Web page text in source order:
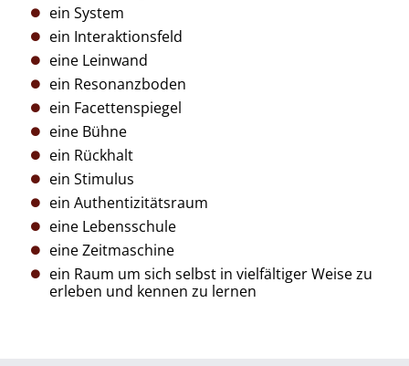
ein System
ein Interaktionsfeld
eine Leinwand
ein Resonanzboden
ein Facettenspiegel
eine Bühne
ein Rückhalt
ein Stimulus
ein Authentizitätsraum
eine Lebensschule
eine Zeitmaschine
ein Raum um sich selbst in vielfältiger Weise zu
erleben und kennen zu lernen